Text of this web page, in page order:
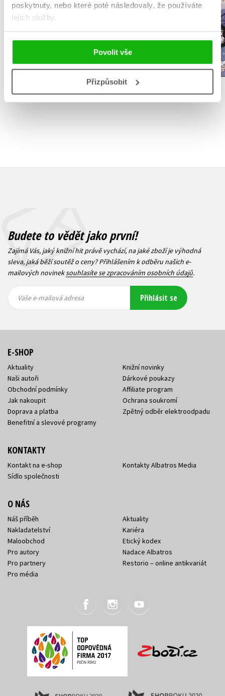
poskytnuty, nebo které poté následovaly, že používáte
jejich služby.
Povolit vše
Přizpůsobit
Do košíku
2 290 Kč
1 832 Kč
Do
279 Kč
Budete to vědět jako první!
Zajímá Vás, jaký knižní hit právě vychází, na jaké zboží je výhodná
sleva, jaká běží soutěž o ceny? Přihlášením k odběru našich e-
mailových novineksouhlasíte se zpracováním osobních údajů.
mailová
mailová
Vaše e-mailová adresa Přihlásit se
E-SHOP
Aktuality
Naši autoři
Obchodní podmínky
Jak nakoupit
Doprava a platba
Benefitní a slevové programy
Knižní novinky
Dárkové poukazy
Affiliate program
Ochrana soukromí
Zpětný odběr elektroodpadu
KONTAKTY
Kontakt na e-shop
Sídlo společnosti
Kontakty Albatros Media
O NÁS
Náš příběh
Nakladatelství
Maloobchod
Pro autory
Pro partnery
Pro média
Aktuality
Kariéra
Etický kodex
Nadace Albatros
Restorio – online antikvariát